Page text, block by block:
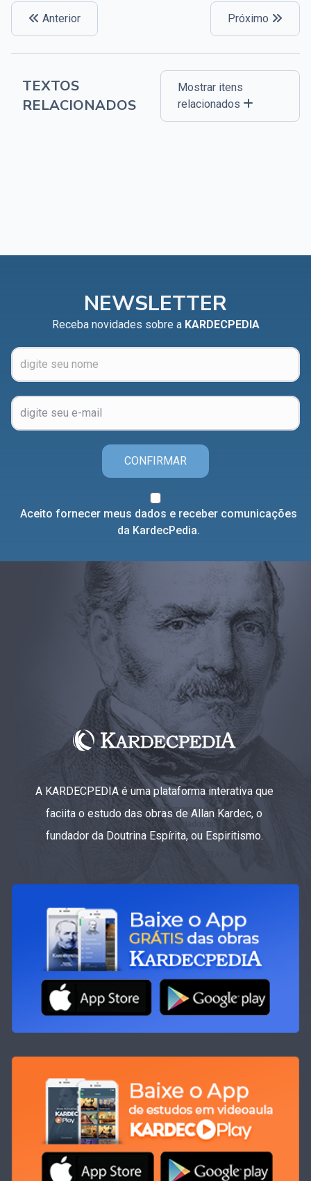
Anterior Próximo
TEXTOS
RELACIONADOS
Mostrar itens
relacionados
NEWSLETTER
Receba novidades sobre a KARDECPEDIA
CONFIRMAR
Aceito fornecer meus dados e receber comunicações
da KardecPedia.
A KARDECPEDIA é uma plataforma interativa que
faciita o estudo das obras de Allan Kardec, o
fundador da Doutrina Espírita, ou Espiritismo.